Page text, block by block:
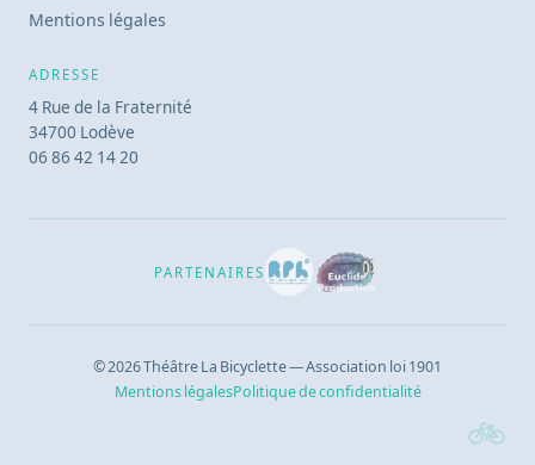
Mentions légales
ADRESSE
4 Rue de la Fraternité
34700 Lodève
06 86 42 14 20
PARTENAIRES
© 2026 Théâtre La Bicyclette — Association loi 1901
Mentions légalesPolitique de confidentialité
🚲